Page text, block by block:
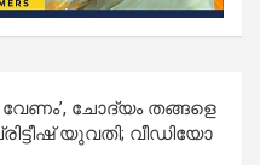
വേണം’, ചോദ്യം തങ്ങളെ
യുവതി; വീഡിയോ